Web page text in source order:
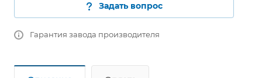
Задать вопрос
Гарантия завода производителя